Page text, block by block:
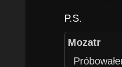
P.S.
Mozatr